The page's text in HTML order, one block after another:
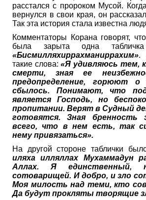
расстался с пророком Мусой.
вернулся в свои края, он
Так эта история стала известна
Комментаторы Корана говорят,
была зарыта одна
«Бисмилляхиррахманиррахим».
такие слова:«Я удивляюсь тем,
смерти, зная ее
предопределение, горюют
сбылось. Понимают, что
является Господь, но
пропитании. Верят в Судный
готовятся. Зная
всего, что в нем есть, так
нему привязаться».
На другой стороне таблички
иляха илляллах Мухаммадун
Аллах. Я
сотоварищей. И добро, и зло
Моя милость над теми, кто
Да будут прокляты творящие